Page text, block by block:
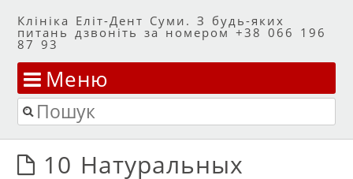
Клініка Еліт-Дент Суми. З будь-яких
питань дзвоніть за номером +38 066 196
87 93
Меню
Перейти до змісту
Пошук
10 Натуральных